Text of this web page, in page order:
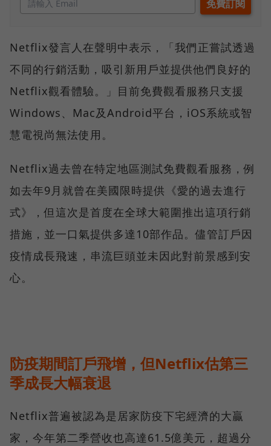
Netflix發言人在聲明中表示，「我們正嘗試透過
不同的行銷活動，吸引新用戶並提供他們良好的
Netflix觀看體驗。」目前免費觀看服務只支援
Windows、Mac及Android平台，iOS系統或智
慧電視尚無法使用。
Netflix過去曾在特定地區測試免費觀看服務，例
如去年9月就曾在美國限時提供《愛的過去進行
式》，但這次是首度在全球大範圍推出這項行銷
措施，並一口氣提供多達10部作品。儘管訂戶因
疫情成長飛速，串流巨頭並未因此對前景感到安
心。
防疫期間訂戶飛增，但Netflix估第三
季成長大幅衰退
Netflix普遍被認為是居家防疫下宅經濟的大贏
家，今年第二季營收也高達61.5億美元，超過分